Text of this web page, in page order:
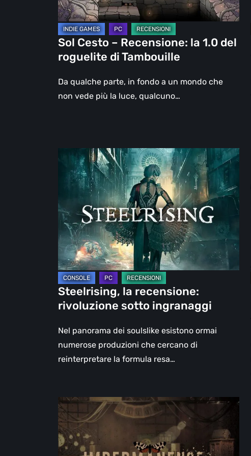
roguelite
di
Tambouille
Sol Cesto – Recensione: la 1.0 del
roguelite di Tambouille
Da qualche parte, in fondo a un mondo che
non vede più la luce, qualcuno…
Steelrising,
recensione:
rivoluzione
sotto
ingranaggi
Steelrising, la recensione:
rivoluzione sotto ingranaggi
Nel panorama dei soulslike esistono ormai
numerose produzioni che cercano di
reinterpretare la formula resa…
Impermanence:
costruire
un
santuario